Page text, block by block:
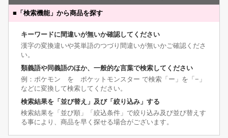
■ 「検索機能」から商品を探す
キーワードに間違いが無いか確認してください
漢字の変換違いや英単語のつづり間違いが無いかご確認くださ
い。
類義語や同義語のほか、一般的な言葉で検索してください
例：ポケモン を ポケットモンスター で検索「ー」を「−」
などに変換して検索してください。
検索結果を「並び替え」及び「絞り込み」する
検索結果を「並び順」「絞込条件」で絞り込み及び並び替えす
る事により、商品を早く探せる場合がございます。